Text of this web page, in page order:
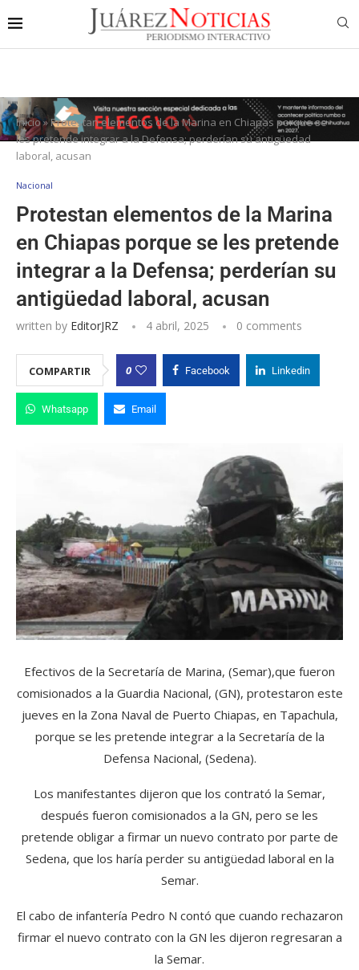
Inicio»Protestan elementos de la Marina en Chiapas porque se
les pretende integrar a la Defensa; perderían su antigüedad
laboral, acusan
Nacional
Protestan elementos de la Marina
en Chiapas porque se les pretende
integrar a la Defensa; perderían su
antigüedad laboral, acusan
written by EditorJRZ 4 abril, 2025 0 comments
COMPARTIR 0 Facebook Linkedin
Whatsapp Email
Efectivos de la Secretaría de Marina, (Semar),que fueron
comisionados a la Guardia Nacional, (GN), protestaron este
jueves en la Zona Naval de Puerto Chiapas, en Tapachula,
porque se les pretende integrar a la Secretaría de la
Defensa Nacional, (Sedena).
Los manifestantes dijeron que los contrató la Semar,
después fueron comisionados a la GN, pero se les
pretende obligar a firmar un nuevo contrato por parte de
Sedena, que los haría perder su antigüedad laboral en la
Semar.
El cabo de infantería Pedro N contó que cuando rechazaron
firmar el nuevo contrato con la GN les dijeron regresaran a
la Semar.